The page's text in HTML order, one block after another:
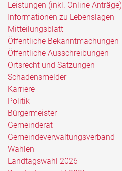
Leistungen (inkl. Online Anträge)
Informationen zu Lebenslagen
Mitteilungsblatt
Öffentliche Bekanntmachungen
Öffentliche Ausschreibungen
Ortsrecht und Satzungen
Schadensmelder
Karriere
Politik
Bürgermeister
Gemeinderat
Gemeindeverwaltungsverband
Wahlen
Landtagswahl 2026